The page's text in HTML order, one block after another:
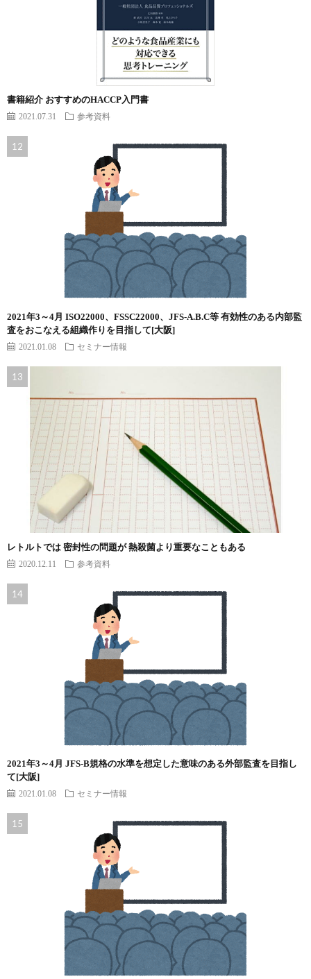
書籍紹介 おすすめのHACCP入門書
2021.07.31 参考資料
2021年3～4月 ISO22000、FSSC22000、JFS-A.B.C等 有効性のある内部監
査をおこなえる組織作りを目指して[大阪]
2021.01.08 セミナー情報
レトルトでは 密封性の問題が 熱殺菌より重要なこともある
2020.12.11 参考資料
2021年3～4月 JFS-B規格の水準を想定した意味のある外部監査を目指し
て[大阪]
2021.01.08 セミナー情報